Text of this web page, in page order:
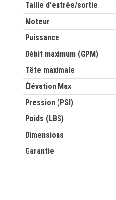
Taille d'entrée/sortie
Moteur
Puissance
Débit maximum (GPM)
Tête maximale
Élévation Max
Pression (PSI)
Poids (LBS)
Dimensions
Garantie